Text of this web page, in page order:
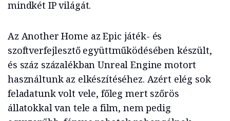
mindkét IP világát.
Az Another Home az Epic játék- és
szoftverfejlesztő együttműködésében készült,
és száz százalékban Unreal Engine motort
használtunk az elkészítéséhez. Azért elég sok
feladatunk volt vele, főleg mert szőrös
állatokkal van tele a film, nem pedig